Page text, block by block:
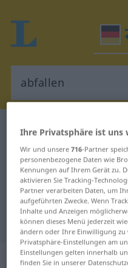
Deutsch-
Deutsch-
Übersetzung
"abfallen"
Übersetzung
„abfallen“
Ihre Privatsphäre ist uns
Wir und unsere716-Partner
personenbezogene Daten wie
Kennungen auf Ihrem Gerät zu.
aktivieren Sie Tracking-
Partner verarbeiten Daten, um
aufgeführten Zwecke. Wenn
Inhalte und Anzeigen
können dieses Menü jederzeit
ändern oder Ihre Einwilligung
Privatsphäre-Einstellungen am
Einstellungen gelten innerhalb
finden Sie in unserer